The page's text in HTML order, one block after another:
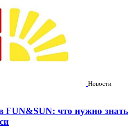
Новости
FUN&SUN: что нужно знать